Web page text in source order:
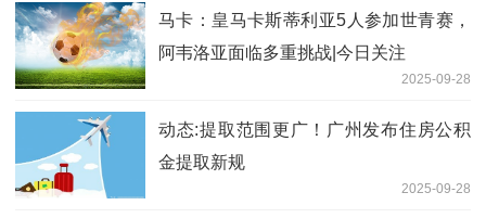
马卡：皇马卡斯蒂利亚5人参加世青赛，
阿韦洛亚面临多重挑战|今日关注
2025-09-28
动态:提取范围更广！广州发布住房公积
金提取新规
2025-09-28